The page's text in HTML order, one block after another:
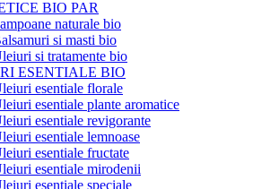
BIO PAR
naturale bio
si masti bio
si tratamente bio
ESENTIALE BIO
esentiale florale
esentiale plante aromatice
esentiale revigorante
esentiale lemnoase
esentiale fructate
esentiale mirodenii
esentiale speciale